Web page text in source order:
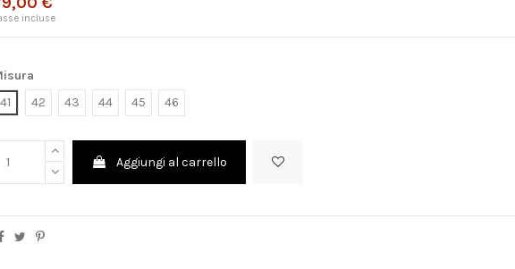
incluse
41
42 43 44 45 46
Aggiungi al carrello